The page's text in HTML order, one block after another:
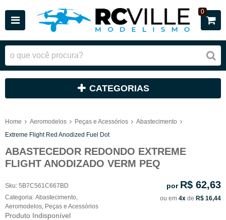
0
CATEGORIAS
Home Aeromodelos Peças e Acessórios
Abastecimento
Extreme Flight Red Anodized Fuel Dot
ABASTECEDOR REDONDO EXTREME
FLIGHT ANODIZADO VERM PEQ
Sku: 5B7C561C667BD
Categoria: Abastecimento
Aeromodelos Peças e Acessórios
Produto Indisponível
por R$ 62,63
ou em 4x de R$ 16,44